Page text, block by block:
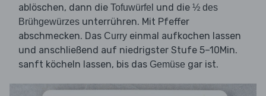
ablöschen, dann die Tofuwürfel und die ½ des
Brühgewürzes unterrühren. Mit Pfeffer
abschmecken. Das Curry einmal aufkochen lassen
und anschließend auf niedrigster Stufe 5–10Min.
sanft köcheln lassen, bis das Gemüse gar ist.